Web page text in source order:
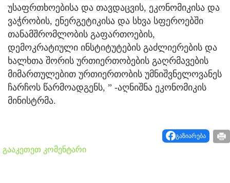
უსაფრთხოებისა და თავდაცვის, ეკონომიკისა და
ვაჭრობის, ენერგეტიკისა და სხვა სფეროებში
თანამშრომლობის გაფართოების,
დემოკრატიული ინსტიტუტების გაძლიერების და
ხალხთა შორის ურთიერთობების გაღრმავების
მიმართულებით ურთიერთობის უმნიშვნელოვანეს
ჩარჩოს წარმოადგენს, ” -აღნიშნა ეკონომიკის
მინისტრმა.
გაზიარება
გააკეთეთ კომენტარი